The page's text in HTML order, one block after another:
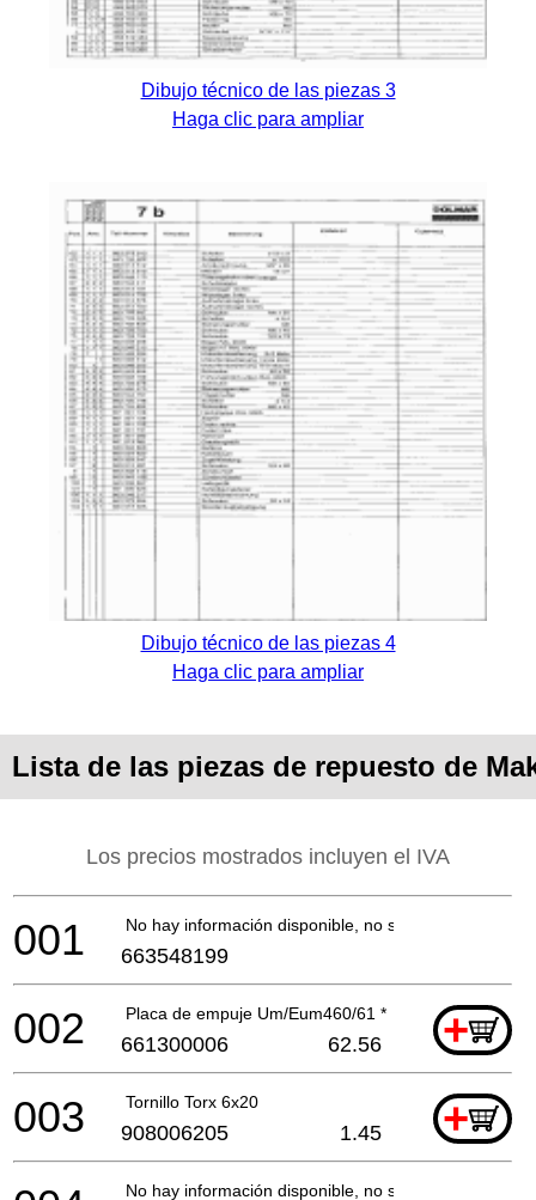
Dibujo técnico de las piezas 3
Haga clic para ampliar
Dibujo técnico de las piezas 4
Haga clic para ampliar
Lista de las piezas de repuesto de
Los precios mostrados incluyen el IVA
No hay información disponible, no se puede pedir
001 663548199
Placa de empuje Um/Eum460/61 * +
002 661300006 62.56
Tornillo Torx 6x20 +
003 908006205 1.45
No hay información disponible, no se puede pedir